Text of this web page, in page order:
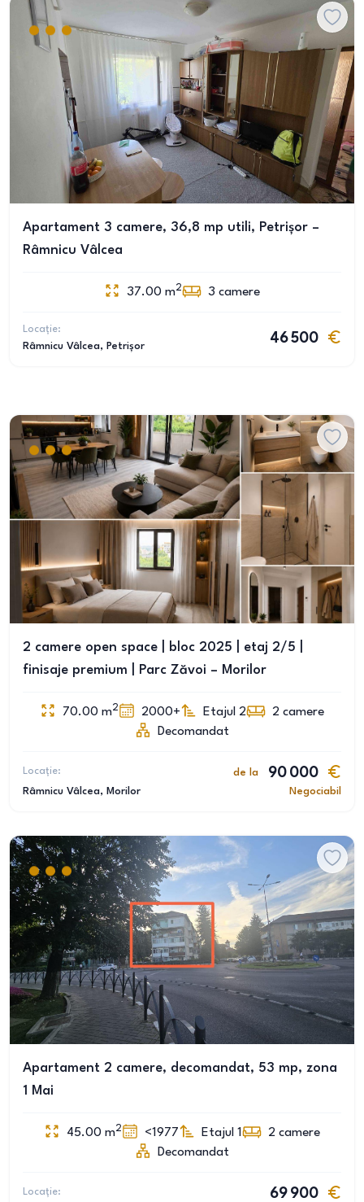
Apartament 3 camere, 36,8 mp utili, Petrișor –
Râmnicu Vâlcea
37.00 m2 3 camere
Locație:
Râmnicu Vâlcea, Petrișor
46 500
2 camere open space | bloc 2025 | etaj 2/5 |
finisaje premium | Parc Zăvoi – Morilor
70.00 m2 2000+ Etajul 2 2 camere
Decomandat
Locație:
Râmnicu Vâlcea, Morilor
de la 90 000
Negociabil
Apartament 2 camere, decomandat, 53 mp, zona
1 Mai
45.00 m2 <1977 Etajul 1 2 camere
Decomandat
Locație:
69 900